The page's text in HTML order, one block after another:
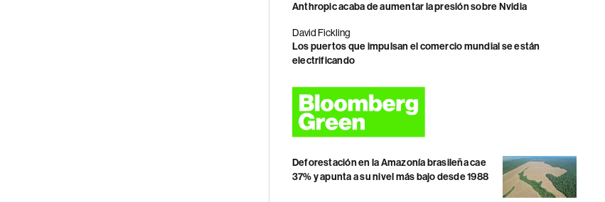
Anthropic acaba de aumentar la presión sobre Nvidia
David Fickling
Los puertos que impulsan el comercio mundial se están
electrificando
Deforestación en la Amazonía brasileña cae
37% y apunta a su nivel más bajo desde 1988